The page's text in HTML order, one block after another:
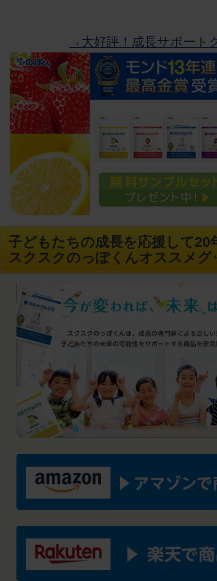
→大好評！成長サポート
子どもたちの成長を応援して20
スクスクのっぽくんオススメグ